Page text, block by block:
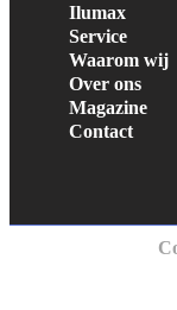
Ilumax
Service
Waarom wij
Over ons
Magazine
Contact